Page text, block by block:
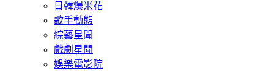
日韓爆米花
歌手動態
綜藝星聞
戲劇星聞
娛樂電影院